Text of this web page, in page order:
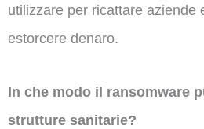
utilizzare per ricattare aziende
estorcere denaro.
In che modo il ransomware
strutture sanitarie?